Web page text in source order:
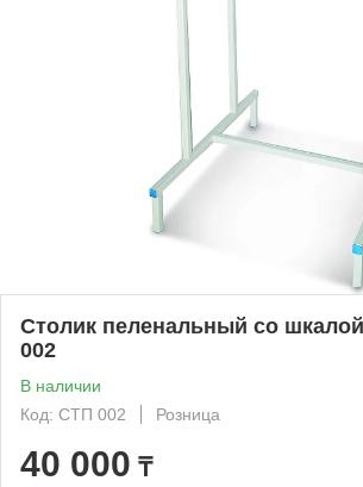
Столик пеленальный со
002
В наличии
Код: СТП 002
Розница
40 000 ₸